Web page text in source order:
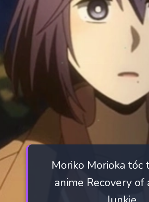
Moriko Morioka tóc
anime Recovery of